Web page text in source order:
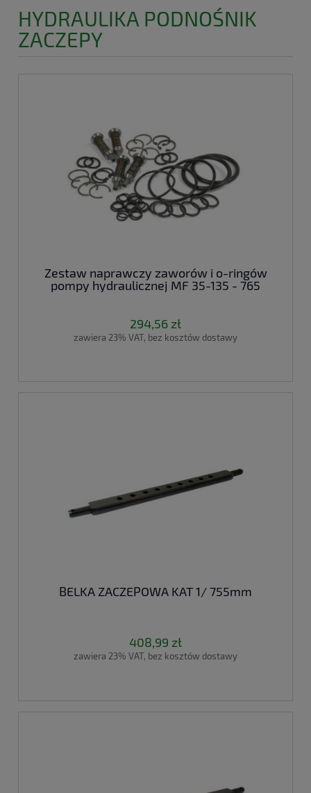
HYDRAULIKA PODNOŚNIK
ZACZEPY
Zestaw naprawczy zaworów i o-ringów
pompy hydraulicznej MF 35-135 - 765
294,56 zł
zawiera 23% VAT, bez kosztów dostawy
BELKA ZACZEPOWA KAT 1/ 755mm
408,99 zł
zawiera 23% VAT, bez kosztów dostawy